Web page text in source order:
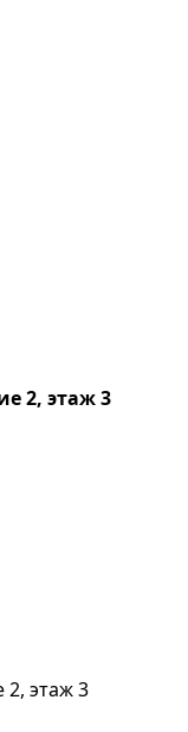
2, этаж 3
2, этаж 3